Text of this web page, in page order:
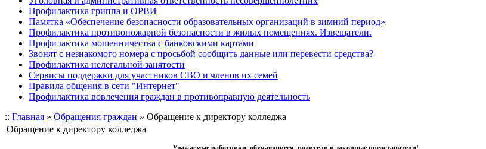
Профилактика гриппа и ОРВИ
Памятка «Обеспечение безопасности образовательных организаций в зимний период»
Профилактика противопожарной безопасности в жилых помещениях. Извещатели.
Профилактика мошенничества с банковскими картами
Звонят с незнакомого номера с просьбой сообщить данные или перевести средства?
Профилактика нелегальной занятости
Сервисы поддержки для участников СВО и членов их семей
Правила общения в сети "Интернет"
Профилактика вовлечения граждан в противоправную деятельность
:: Главная » Обращения граждан » Обращение к директору колледжа
Обращение к директору колледжа